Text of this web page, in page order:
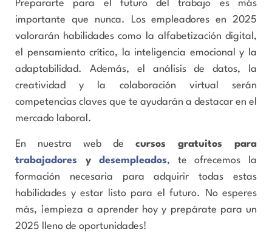
Prepararte para el futuro del trabajo es más
importante que nunca. Los empleadores en 2025
valorarán habilidades como la alfabetización digital,
el pensamiento crítico, la inteligencia emocional y la
adaptabilidad. Además, el análisis de datos, la
creatividad y la colaboración virtual serán
competencias claves que te ayudarán a destacar en el
mercado laboral.
En nuestra web de cursos gratuitos para
trabajadores ydesempleados, te ofrecemos la
formación necesaria para adquirir todas estas
habilidades y estar listo para el futuro. No esperes
más, ¡empieza a aprender hoy y prepárate para un
2025 lleno de oportunidades!